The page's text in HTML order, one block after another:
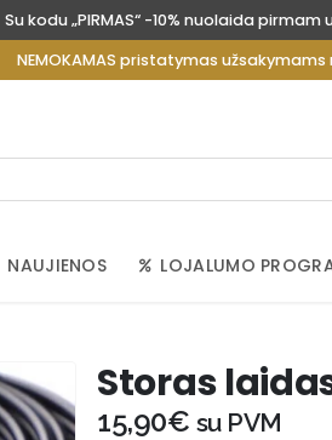
Su kodu „PIRMAS“ -10% nuolaida pirmam
NEMOKAMAS pristatymas
NAUJIENOS LOJALUMO
Storas
15,90€ su PVM